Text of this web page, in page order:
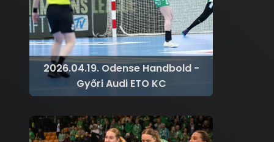
2026.04.19. Odense Handbold -
Győri Audi ETO KC